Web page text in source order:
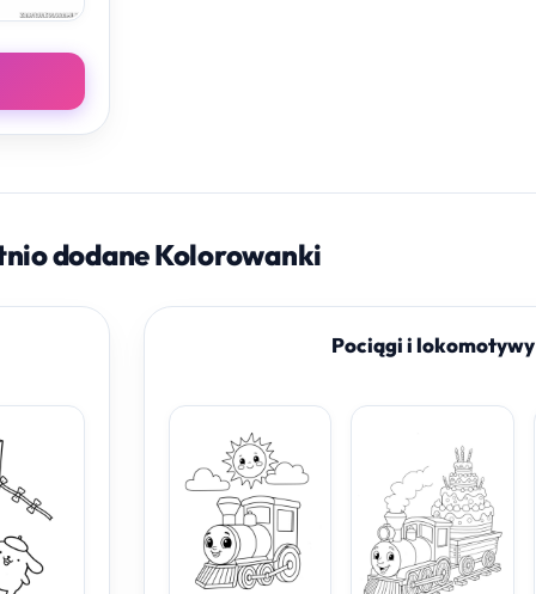
dodane Kolorowanki
Pociągi i lokomotywy